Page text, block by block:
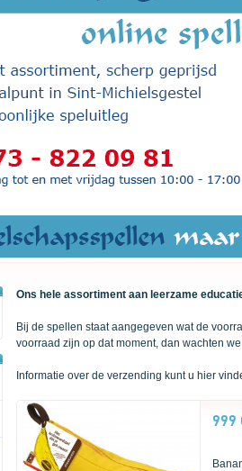
Ons hele assortiment aan leerzame
Bij de spellen staat aangegeven wat de
voorraad zijn op dat moment, dan wachten
Informatie over de verzending kunt u hier
999